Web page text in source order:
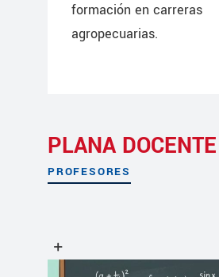
formación en carreras
agropecuarias.
PLANA DOCENTE
PROFESORES